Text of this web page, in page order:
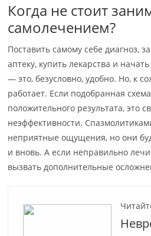
Когда не стоит
самолечением?
Поставить самому себе диагноз,
аптеку, купить лекарства и
— это, безусловно, удобно. Но, к
работает. Если подобранная
положительного результата, это
неэффективности.
неприятные ощущения, но они
и вновь. А если неправильно
вызвать дополнительные